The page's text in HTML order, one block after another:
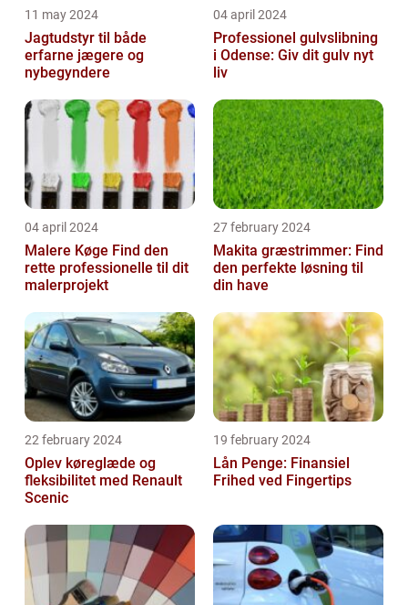
11 may 2024
Jagtudstyr til både
erfarne jægere og
nybegyndere
04 april 2024
Professionel gulvslibning
i Odense: Giv dit gulv nyt
liv
04 april 2024
Malere Køge Find den
rette professionelle til dit
malerprojekt
27 february 2024
Makita græstrimmer: Find
den perfekte løsning til
din have
22 february 2024
Oplev køreglæde og
fleksibilitet med Renault
Scenic
19 february 2024
Lån Penge: Finansiel
Frihed ved Fingertips